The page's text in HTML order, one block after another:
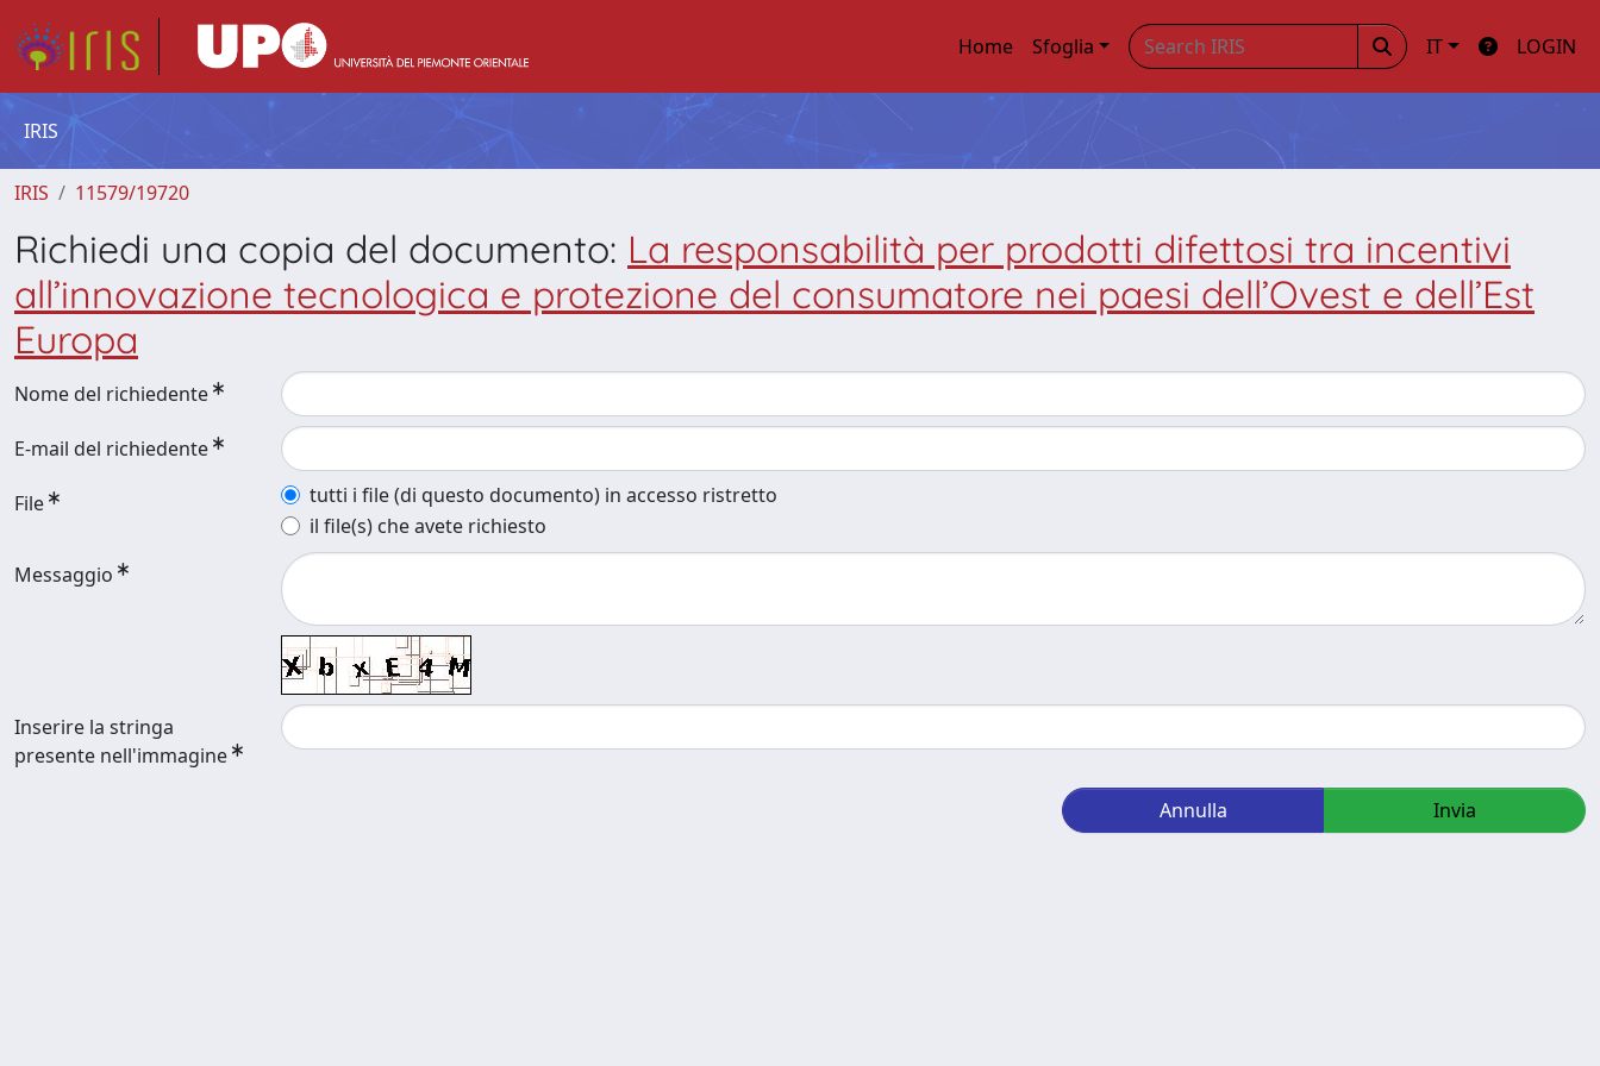
Home Sfoglia IT LOGIN
IRIS
IRIS 11579/19720
Richiedi una copia del documento: La responsabilità per prodotti difettosi tra incentivi
all’innovazione tecnologica e protezione del consumatore nei paesi dell’Ovest e dell’Est
Europa
Nome del richiedente
E-mail del richiedente
File
tutti i file (di questo documento) in accesso ristretto
il file(s) che avete richiesto
Messaggio
Inserire la stringa
presente nell'immagine
Annulla Invia